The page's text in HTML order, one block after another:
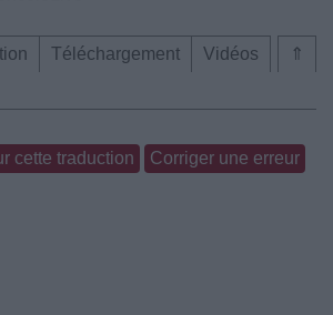
⇑
Téléchargement
Vidéos
cette traduction Corriger une erreur